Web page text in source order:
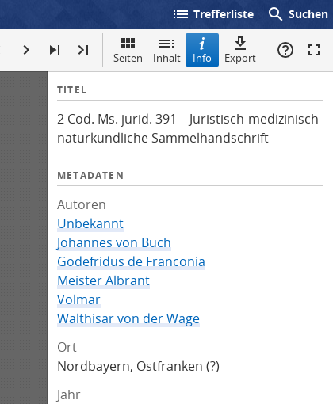
list Trefferliste search Suchen
Seiten Inhalt Info Export
I
f
o
TITEL
2 Cod. Ms. jurid. 391 – Juristisch-medizinisch-
naturkundliche Sammelhandschrift
METADATEN
Autoren
Unbekannt
Johannes von Buch
Godefridus de Franconia
Meister Albrant
Volmar
Walthisar von der Wage
Ort
Nordbayern, Ostfranken (?)
Jahr